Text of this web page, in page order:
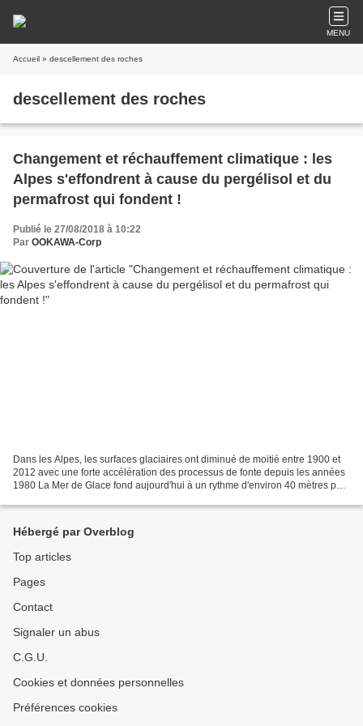
MENU
Accueil » descellement des roches
descellement des roches
Changement et réchauffement climatique : les
Alpes s'effondrent à cause du pergélisol et du
permafrost qui fondent !
Publié le 27/08/2018 à 10:22
Par OOKAWA-Corp
Dans les Alpes, les surfaces glaciaires ont diminué de moitié entre 1900 et
2012 avec une forte accélération des processus de fonte depuis les années
1980 La Mer de Glace fond aujourd'hui à un rythme d'environ 40 mètres par
Hébergé par Overblog
Top articles
Pages
Contact
Signaler un abus
C.G.U.
Cookies et données personnelles
Préférences cookies